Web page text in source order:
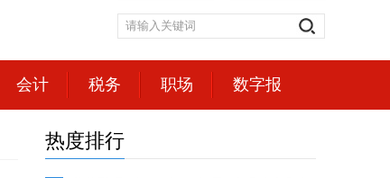
会计 税务 职场 数字报
热度排行